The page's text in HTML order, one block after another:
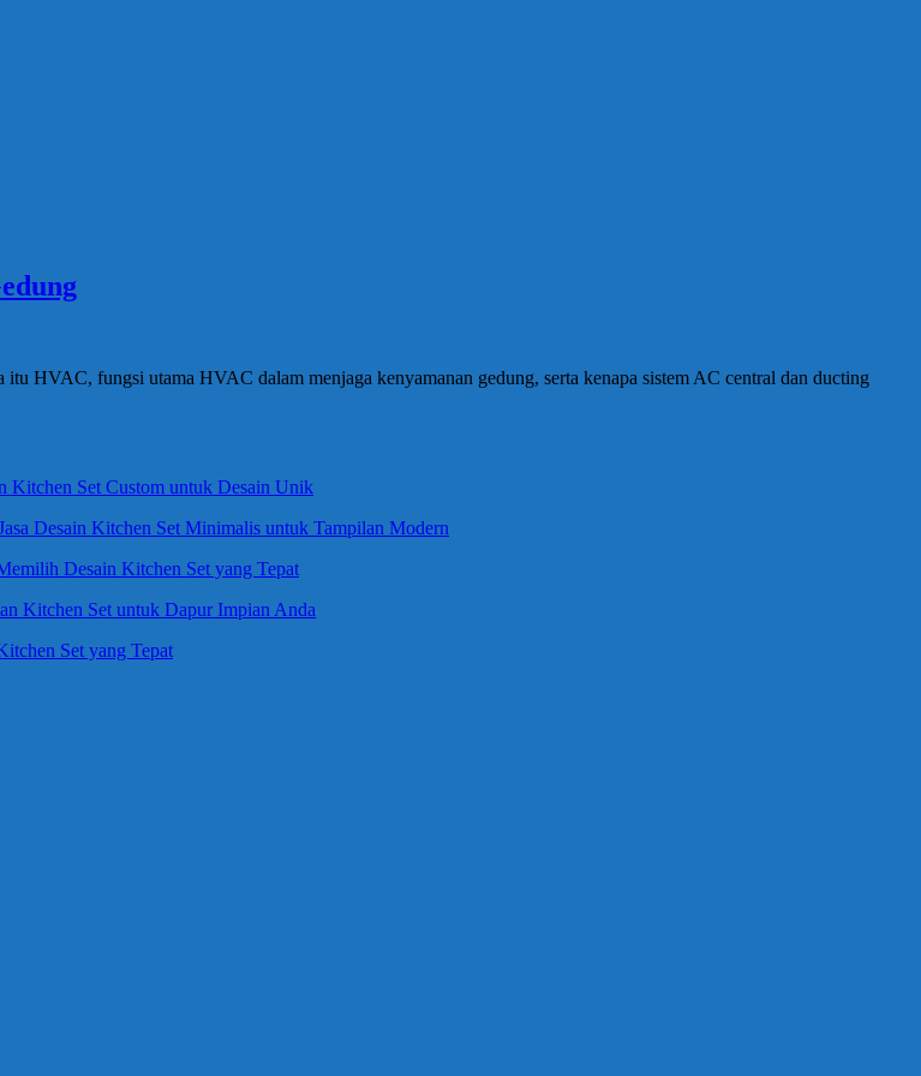
HVAC, fungsi utama HVAC dalam menjaga kenyamanan gedung, serta kenapa sistem AC central dan ducting
Kitchen Set Custom untuk Desain Unik
Desain Kitchen Set Minimalis untuk Tampilan Modern
Desain Kitchen Set yang Tepat
Kitchen Set untuk Dapur Impian Anda
Set yang Tepat